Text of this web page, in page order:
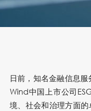
日前，知名金融信息
Wind中国上市公司
境、社会和治理方面的